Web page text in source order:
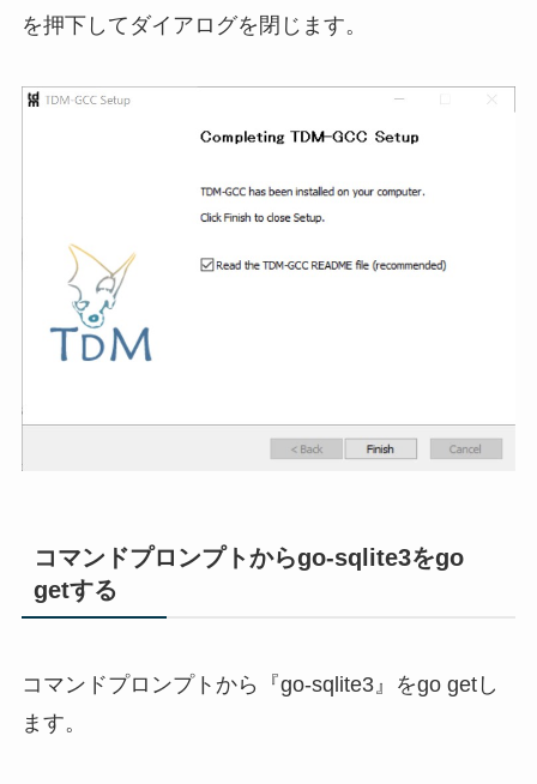
を押下してダイアログを閉じます。
コマンドプロンプトからgo-sqlite3をgo
getする
コマンドプロンプトから『go-sqlite3』をgo getし
ます。